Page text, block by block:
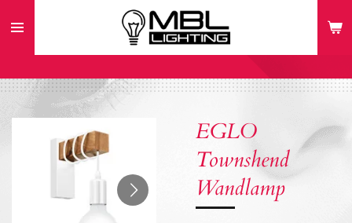
direct
hoofdinhoud
EGLO
Townshend
Wandlamp